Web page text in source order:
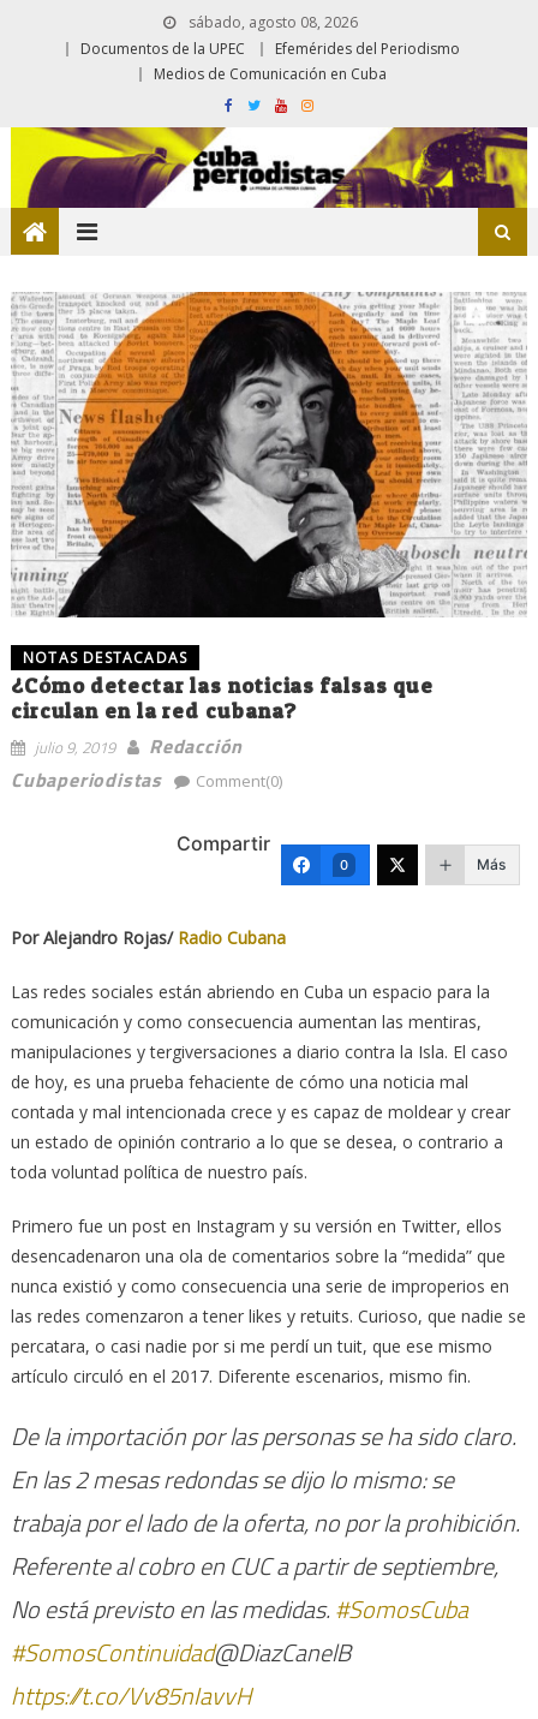
sábado, agosto 08, 2026
Documentos de la UPEC
Efemérides del Periodismo
Medios de Comunicación en Cuba
NOTAS DESTACADAS
¿Cómo detectar las noticias falsas que
circulan en la red cubana?
julio 9, 2019
Redacción
Cubaperiodistas
Comment(0)
Compartir
0 Más
Por Alejandro Rojas/ Radio Cubana
Las redes sociales están abriendo en Cuba un espacio para la
comunicación y como consecuencia aumentan las mentiras,
manipulaciones y tergiversaciones a diario contra la Isla. El caso
de hoy, es una prueba fehaciente de cómo una noticia mal
contada y mal intencionada crece y es capaz de moldear y crear
un estado de opinión contrario a lo que se desea, o contrario a
toda voluntad política de nuestro país.
Primero fue un post en Instagram y su versión en Twitter, ellos
desencadenaron una ola de comentarios sobre la “medida” que
nunca existió y como consecuencia una serie de improperios en
las redes comenzaron a tener likes y retuits. Curioso, que nadie se
percatara, o casi nadie por si me perdí un tuit, que ese mismo
artículo circuló en el 2017. Diferente escenarios, mismo fin.
De la importación por las personas se ha sido claro.
En las 2 mesas redondas se dijo lo mismo: se
trabaja por el lado de la oferta, no por la prohibición.
Referente al cobro en CUC a partir de septiembre,
No está previsto en las medidas.#SomosCuba
#SomosContinuidad@DiazCanelB
https://t.co/Vv85nIavvH